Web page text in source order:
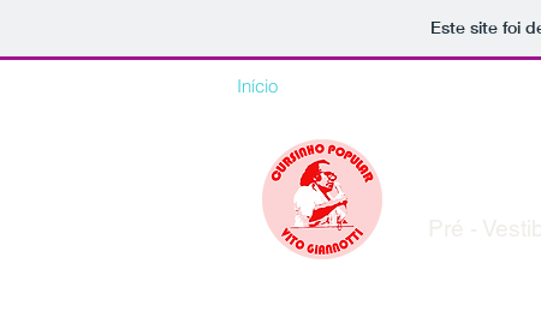
Este site foi
Início